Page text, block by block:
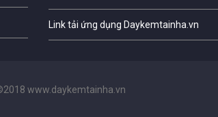
Link tải ứng dụng Daykemtainha.vn
www.daykemtainha.vn